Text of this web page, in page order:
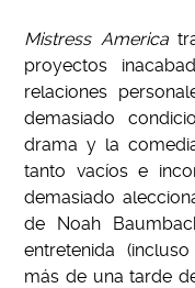
Mistress America
proyectos
relaciones
demasiado
drama y la
tanto vacíos e
demasiado
de Noah
entretenida
más de una tarde